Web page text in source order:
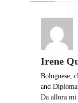
Irene
Bolognese,
and
Da allora mi